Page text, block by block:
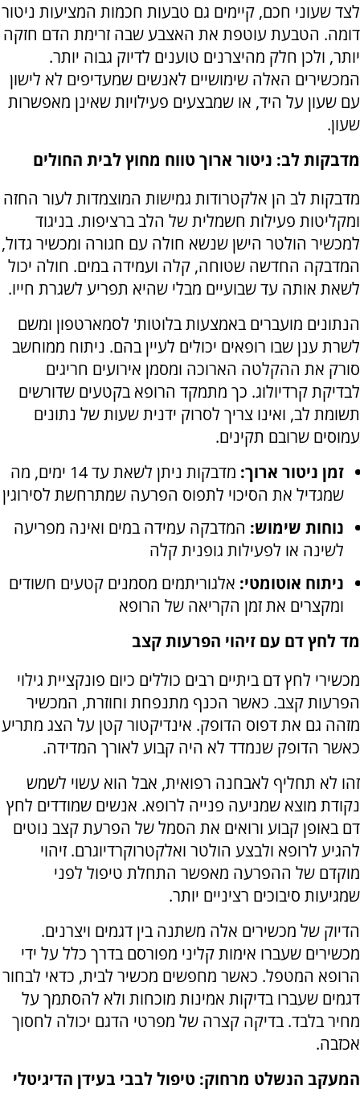
לצד שעוני חכם, קיימים גם טבעות חכמות המציעות ניטור
דומה. הטבעת עוטפת את האצבע שבה זרימת הדם חזקה
יותר, ולכן חלק מהיצרנים טוענים לדיוק גבוה יותר.
המכשירים האלה שימושיים לאנשים שמעדיפים לא לישון
עם שעון על היד, או שמבצעים פעילויות שאינן מאפשרות
שעון.
מדבקות לב: ניטור ארוך טווח מחוץ לבית החולים
מדבקות לב הן אלקטרודות גמישות המוצמדות לעור החזה
ומקליטות פעילות חשמלית של הלב ברציפות. בניגוד
למכשיר הולטר הישן שנשא חולה עם חגורה ומכשיר גדול,
המדבקה החדשה שטוחה, קלה ועמידה במים. חולה יכול
לשאת אותה עד שבועיים מבלי שהיא תפריע לשגרת חייו.
הנתונים מועברים באמצעות בלוטות' לסמארטפון ומשם
לשרת ענן שבו רופאים יכולים לעיין בהם. ניתוח ממוחשב
סורק את ההקלטה הארוכה ומסמן אירועים חריגים
לבדיקת קרדיולוג. כך מתמקד הרופא בקטעים שדורשים
תשומת לב, ואינו צריך לסרוק ידנית שעות של נתונים
עמוסים שרובם תקינים.
זמן ניטור ארוך:
מדבקות ניתן לשאת עד 14 ימים, מה
שמגדיל את הסיכוי לתפוס הפרעה שמתרחשת לסירוגין
נוחות שימוש: המדבקה עמידה במים ואינה מפריעה
לשינה או לפעילות גופנית קלה
ניתוח אוטומטי: אלגוריתמים מסמנים קטעים חשודים
ומקצרים את זמן הקריאה של הרופא
מד לחץ דם עם זיהוי הפרעות קצב
מכשירי לחץ דם ביתיים רבים כוללים כיום פונקציית גילוי
הפרעות קצב. כאשר הכנף מתנפחת וחוזרת, המכשיר
מזהה גם את דפוס הדופק. אינדיקטור קטן על הצג מתריע
כאשר הדופק שנמדד לא היה קבוע לאורך המדידה.
זהו לא תחליף לאבחנה רפואית, אבל הוא עשוי לשמש
נקודת מוצא שמניעה פנייה לרופא. אנשים שמודדים לחץ
דם באופן קבוע ורואים את הסמל של הפרעת קצב נוטים
להגיע לרופא ולבצע הולטר ואלקטרוקרדיוגרם. זיהוי
מוקדם של ההפרעה מאפשר התחלת טיפול לפני
שמגיעות סיבוכים רציניים יותר.
הדיוק של מכשירים אלה משתנה בין דגמים ויצרנים.
מכשירים שעברו אימות קליני מפורסם בדרך כלל על ידי
הרופא המטפל. כאשר מחפשים מכשיר לבית, כדאי לבחור
דגמים שעברו בדיקות אמינות מוכחות ולא להסתמך על
מחיר בלבד. בדיקה קצרה של מפרטי הדגם יכולה לחסוך
אכזבה.
המעקב הנשלט מרחוק: טיפול לבבי בעידן הדיגיטלי